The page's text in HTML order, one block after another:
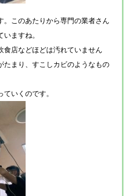
。このあたりから専門の業者さん
ますね。
食店などほどは汚れていません
たまり、すこしカビのようなもの
いくのです。